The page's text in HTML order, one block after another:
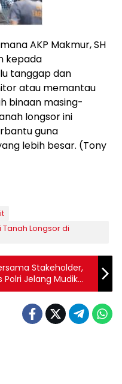
AKP Makmur, SH
kepada
tanggap dan
atau memantau
binaan masing-
longsor ini
guna
lebih besar. (Tony
Longsor di
Stakeholder,
Polri Jelang Mudik